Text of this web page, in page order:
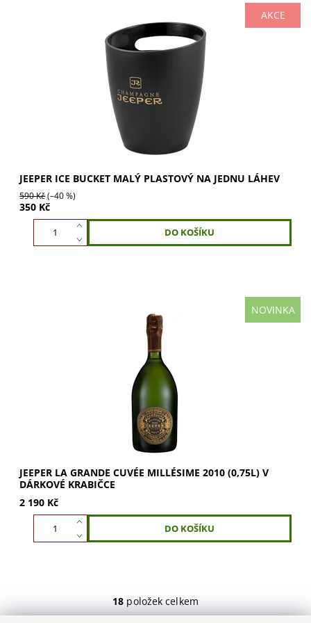
AKCE
Chlaďák Jeeper Ice bucket na jednu láhev. Perfektní pro
víno, prosecco, šampaňské. Černý plast, odolný, stylový.
Naplňte ledem a vodou a užijte si...
JEEPER ICE BUCKET MALÝ PLASTOVÝ NA JEDNU LÁHEV
590 Kč(–40 %)
350 Kč
NOVINKA
JEEPER La Grande Cuvée Millésime 2010 v dárkové
krabičce. Objevte svěží, výraznou chuť s tóny tabáku,
lískových oříšků, sušeného ovoce a toustu....
JEEPER LA GRANDE CUVÉE MILLÉSIME 2010 (0,75L) V
DÁRKOVÉ KRABIČCE
2 190 Kč
18 položek celkem